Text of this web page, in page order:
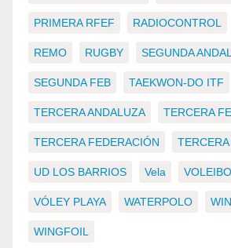
PRIMERA RFEF RADIOCONTROL
REMO RUGBY SEGUNDA
SEGUNDA FEB TAEKWON-DO ITF
TERCERA ANDALUZA TERCERA
TERCERA FEDERACIÓN
UD LOS BARRIOS Vela
VÓLEY PLAYA WATERPOLO
WINGFOIL